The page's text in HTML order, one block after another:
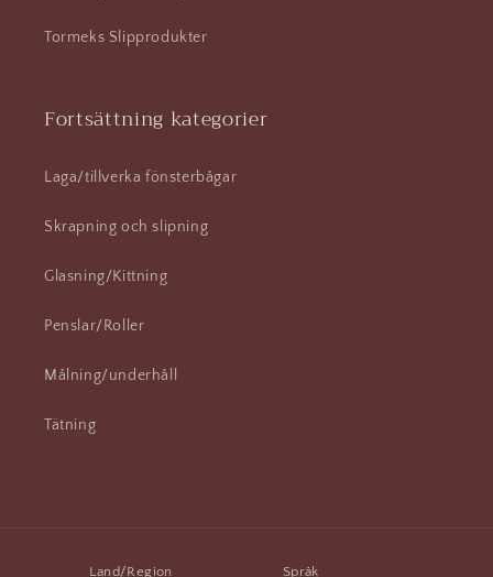
Tormeks Slipprodukter
Fortsättning kategorier
Laga/tillverka fönsterbågar
Skrapning och slipning
Glasning/Kittning
Penslar/Roller
Målning/underhåll
Tätning
Land/Region Språk